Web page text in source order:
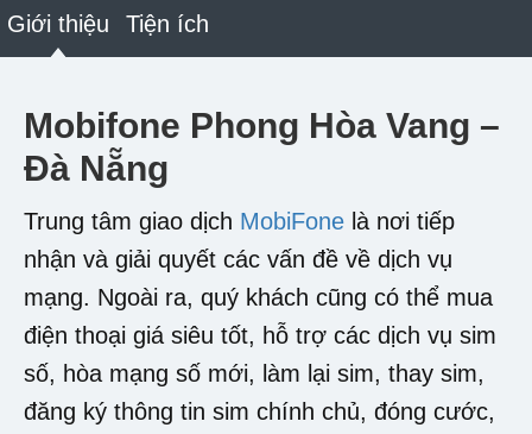
Giới thiệu Tiện ích
Mobifone Phong Hòa Vang –
Đà Nẵng
Trung tâm giao dịch MobiFone là nơi tiếp
nhận và giải quyết các vấn đề về dịch vụ
mạng. Ngoài ra, quý khách cũng có thể mua
điện thoại giá siêu tốt, hỗ trợ các dịch vụ sim
số, hòa mạng số mới, làm lại sim, thay sim,
đăng ký thông tin sim chính chủ, đóng cước,